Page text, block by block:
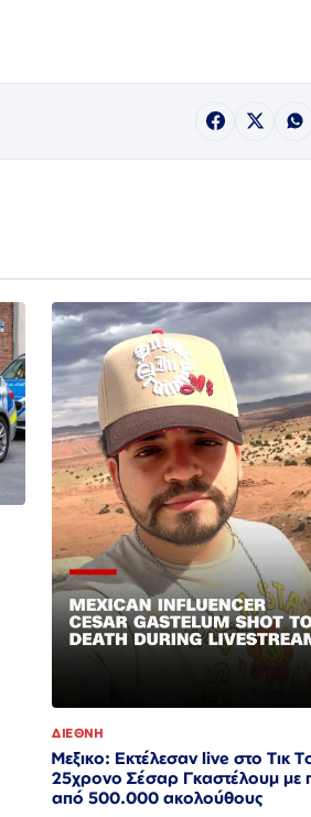
ΔΙΕΘΝΗ
Μεξικο: Εκτέλεσαν live στο Τικ
25χρονο Σέσαρ Γκαστέλουμ με
από 500.000 ακολούθους